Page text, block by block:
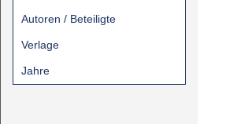
Autoren / Beteiligte
Verlage
Jahre